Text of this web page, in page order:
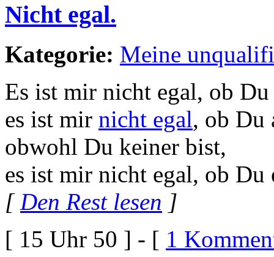
Nicht egal.
Kategorie: Meine
Es ist mir nicht egal, ob
es ist mir nicht egal, ob Du
obwohl Du keiner bist,
es ist mir nicht egal, ob Du
[Den Rest lesen ]
[ 15 Uhr 50 ] - [ 1